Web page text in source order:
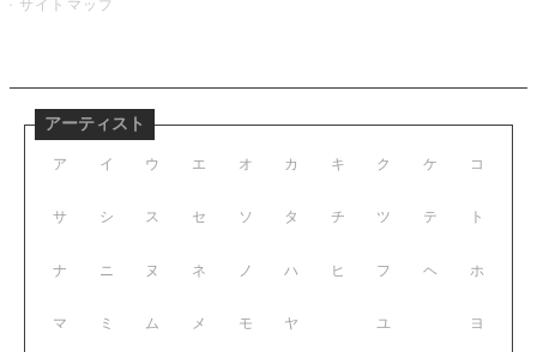
サイトマップ
アーティスト
ア イ ウ エ オ
サ シ ス セ ソ
ナ ニ ヌ ネ ノ
マ ミ ム メ モ
カ キ ク ケ コ
タ チ ツ テ ト
ハ ヒ フ ヘ ホ
ヤ ユ ヨ